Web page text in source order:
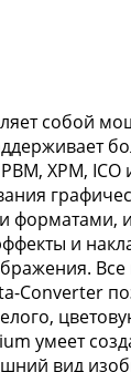
собой
XPM,
форматами,
и
Converter
умеет
вид